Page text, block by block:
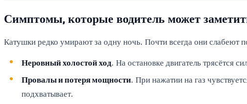
Симптомы, которые водитель может
Катушки редко умирают за одну ночь. Почти всегда они слабеют
Неровный холостой ход. На остановке двигатель трясётся
Провалы и потеря мощности. При нажатии на газ
подхватывает.